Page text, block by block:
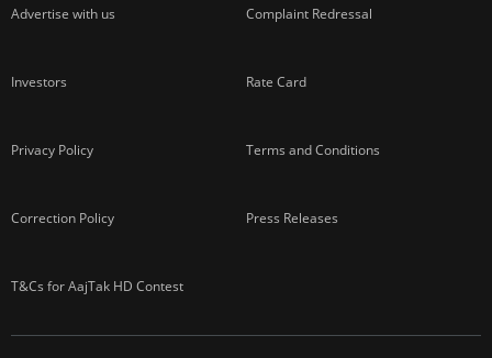
Advertise with us Complaint Redressal
Investors Rate Card
Privacy Policy Terms and Conditions
Correction Policy Press Releases
T&Cs for AajTak HD Contest